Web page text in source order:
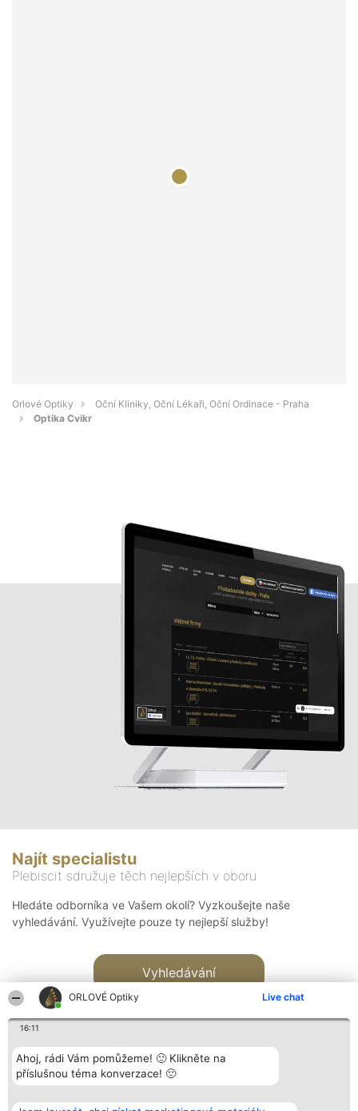
ORLOVÉ Optiky Live chat
16:11
Ahoj, rádi Vám pomůžeme! 🙂 Klikněte na
příslušnou téma konverzace! 🙂
Orlové Optiky
Oční Kliniky, Oční Lékaři, Oční Ordinace - Praha
Optika Cvikr
Najít specialistu
Plebiscit sdružuje těch nejlepších v oboru
Hledáte odborníka ve Vašem okolí? Vyzkoušejte naše
vyhledávání. Využívejte pouze ty nejlepší služby!
Vyhledávání
Bright Side Solutions sp. z o.
Vítězové
Kontakt